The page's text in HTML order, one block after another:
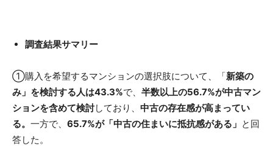
調査結果サマリー
①購入を希望するマンションの選択肢について、「新築の
み」を検討する人は43.3%で、 半数以上の56.7%が中古マン
ションを含めて検討しており、 中古の存在感が高まってい
る。 一方で、 65.7%が「中古の住まいに抵抗感がある」 と回
答した。